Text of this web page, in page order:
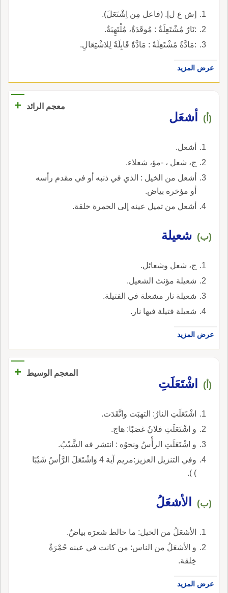
[ش ع ل]. (فاعل مِن اِشْتَعَلَ).
:نَارٌ مُشْتَعِلَةٌ : مُوقَدَةٌ، مُلْتَهِبَةٌ.
:مَادَّةٌ مُشْتَعِلَةٌ : مَادَّةٌ قَابِلَةٌ لِلاشْتِعَالِ.
عرض المزيد
معجم الرائد +
(أ) أشعَل
أشعل.
ج، شعل ، -مؤ، شعلاء.
أشعل من الخيل : الذي في ذنبه أو في مقدم رأسه
أو مؤخره بياض.
أشعل من تميل عينه إلى الحمرة خلقة.
(ب) شعيلة
ج، شعل وشعائل.
شعيلة مؤنث الشعيل.
شعيلة نار مشعلة في الفتيلة.
شعيلة فتيلة فيها نار.
عرض المزيد
المعجم الوسيط +
(أ) اشْتَعَلَتِ
اشْتَعَلَتِ النارُ: التهبَت واتَّقَدَت.
و اشْتَعَلَتِ فلانٌ غضبًا: هاج.
و اشْتَعَلَتِ الرأْسُ ونحوُه : انتشر فه الشَّيْبُ.
وفي التنزيل العزيز:مريم آية 4 وَاشْتَعَلَ الرَّأسُ شَيْبًا
) ).
(ب) الأشعَلُ
الأشعَلُ من الخيل: ما خالط شعرَه بياضٌ.
و الأشعَلُ من الناس: من كانت في عينه حُمْرَةٌ
خِلقة.
عرض المزيد